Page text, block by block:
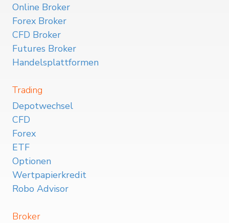
Online Broker
Forex Broker
CFD Broker
Futures Broker
Handelsplattformen
Trading
Depotwechsel
CFD
Forex
ETF
Optionen
Wertpapierkredit
Robo Advisor
Broker